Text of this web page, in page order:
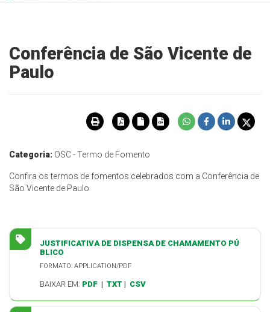
Conferência de São Vicente de
Paulo
Categoria: OSC - Termo de Fomento
Confira os termos de fomentos celebrados com a Conferência de
São Vicente de Paulo
JUSTIFICATIVA DE DISPENSA DE CHAMAMENTO PÚ
BLICO
FORMATO: APPLICATION/PDF
BAIXAR EM: PDF | TXT | CSV